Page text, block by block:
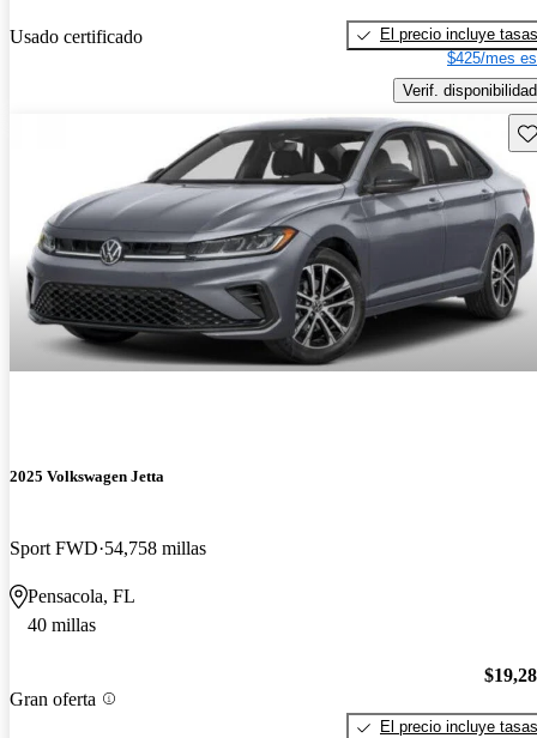
Usado certificado
El precio incluye tasas
$425/mes
Verif. disponibilidad
2025 Volkswagen Jetta
Sport FWD 54,758 millas
Pensacola, FL
40 millas
Gran oferta
El precio incluye tasas